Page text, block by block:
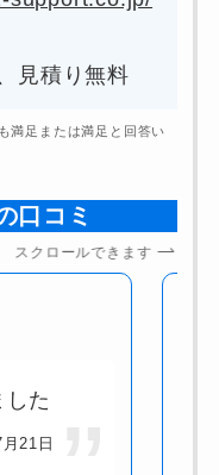
見積り無料
満足または満足と回答い
口コミ
スクロールできます
た
21日